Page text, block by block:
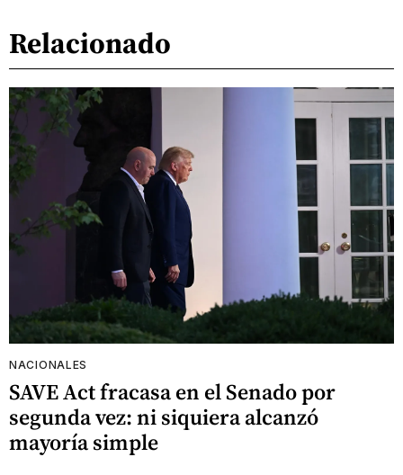
Relacionado
NACIONALES
SAVE Act fracasa en el Senado por
segunda vez: ni siquiera alcanzó
mayoría simple